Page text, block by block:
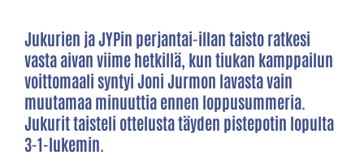
Jukurien ja JYPin perjantai-illan taisto ratkesi
vasta aivan viime hetkillä, kun tiukan kamppailun
voittomaali syntyi Joni Jurmon lavasta vain
muutamaa minuuttia ennen loppusummeria.
Jukurit taisteli ottelusta täyden pistepotin lopulta
3-1-lukemin.